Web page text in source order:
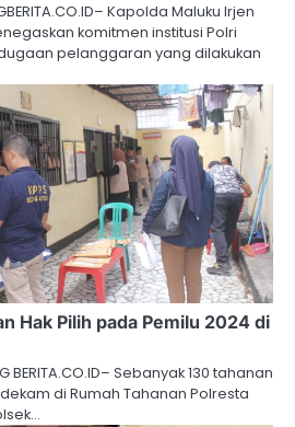
Kapolda Maluku Irjen
komitmen institusi Polri
pelanggaran yang dilakukan
Hak Pilih pada Pemilu 2024 di
BERITA.CO.ID– Sebanyak 130 tahanan
di Rumah Tahanan Polresta